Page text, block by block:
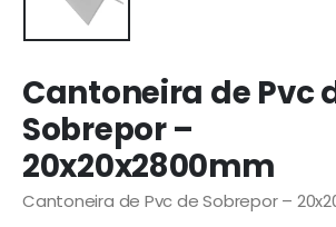
Cantoneira de Pvc
Sobrepor –
20x20x2800mm
Cantoneira de Pvc de Sobrepor –